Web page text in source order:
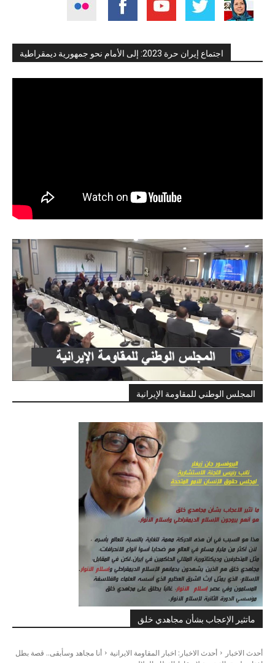
اجتماع إيران حرة 2023: إلى الأمام نحو جمهورية ديمقراطية
المجلس الوطني للمقاومة الإيرانية
ماتثير الإعجاب بشأن مجاهدي خلق
أحدث الاخبار أحدث الاخبار: اخبار المقاومة الايرانية
أنا مجاهد وسأبقى.. قصة بطل